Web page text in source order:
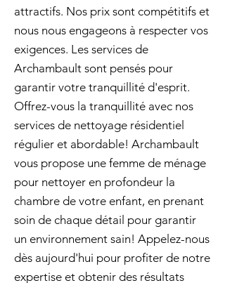
attractifs. Nos prix sont compétitifs et
nous nous engageons à respecter vos
exigences. Les services de
Archambault sont pensés pour
garantir votre tranquillité d'esprit.
Offrez-vous la tranquillité avec nos
services de nettoyage résidentiel
régulier et abordable! Archambault
vous propose une femme de ménage
pour nettoyer en profondeur la
chambre de votre enfant, en prenant
soin de chaque détail pour garantir
un environnement sain! Appelez-nous
dès aujourd'hui pour profiter de notre
expertise et obtenir des résultats